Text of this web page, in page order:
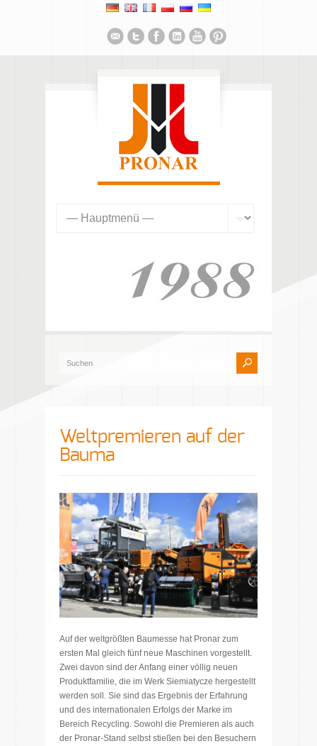
Weltpremieren auf der
Bauma
Auf der weltgrößten Baumesse hat Pronar zum
ersten Mal gleich fünf neue Maschinen vorgestellt.
Zwei davon sind der Anfang einer völlig neuen
Produktfamilie, die im Werk Siemiatycze hergestellt
werden soll. Sie sind das Ergebnis der Erfahrung
und des internationalen Erfolgs der Marke im
Bereich Recycling. Sowohl die Premieren als auch
der Pronar-Stand selbst stießen bei den Besuchern